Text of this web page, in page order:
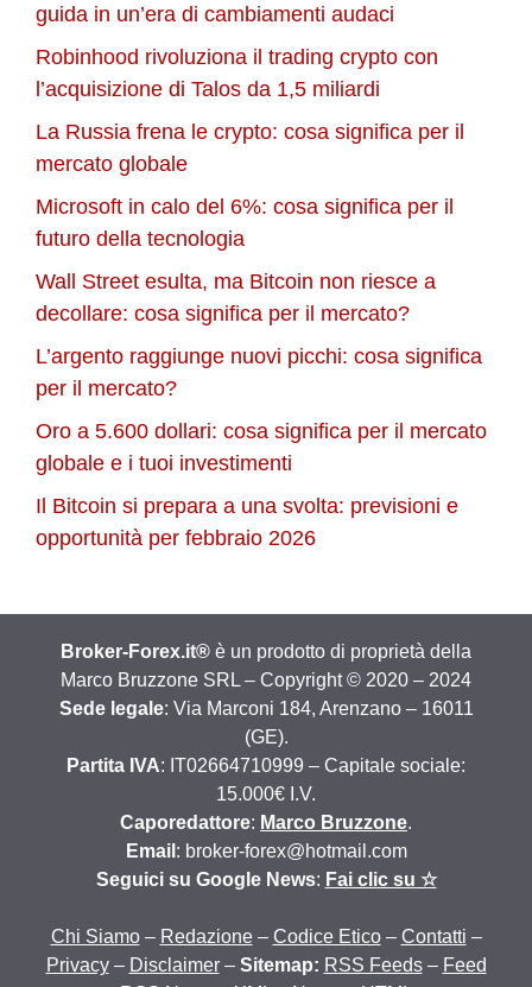
guida in un’era di cambiamenti audaci
Robinhood rivoluziona il trading crypto con
l’acquisizione di Talos da 1,5 miliardi
La Russia frena le crypto: cosa significa per il
mercato globale
Microsoft in calo del 6%: cosa significa per il
futuro della tecnologia
Wall Street esulta, ma Bitcoin non riesce a
decollare: cosa significa per il mercato?
L’argento raggiunge nuovi picchi: cosa significa
per il mercato?
Oro a 5.600 dollari: cosa significa per il mercato
globale e i tuoi investimenti
Il Bitcoin si prepara a una svolta: previsioni e
opportunità per febbraio 2026
Broker-Forex.it® è un prodotto di proprietà della
Marco Bruzzone SRL – Copyright © 2020 – 2024
Sede legale: Via Marconi 184, Arenzano – 16011
(GE).
Partita IVA: IT02664710999 – Capitale sociale:
15.000€ I.V.
Caporedattore: Marco Bruzzone.
Email : broker-forex@hotmail.com
Seguici su Google News: Fai clic su ☆
Chi Siamo– Redazione– Codice Etico– Contatti –
Privacy– Disclaimer– Sitemap: RSS Feeds– Feed